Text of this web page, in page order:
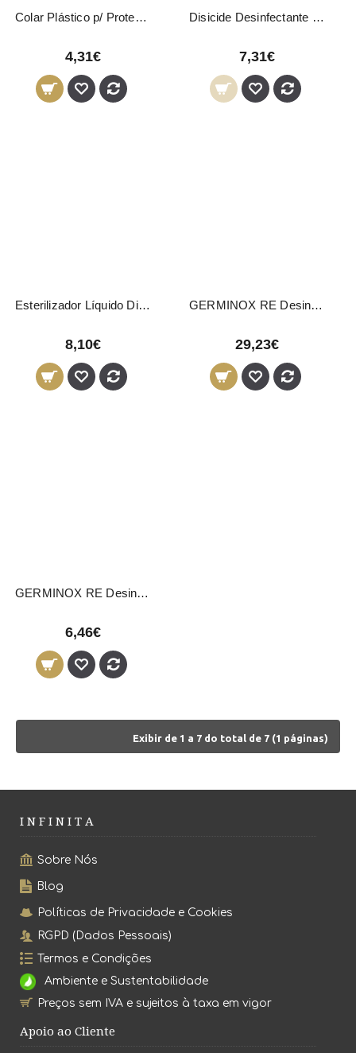
Colar Plástico p/ Proteção Latas de Cera
4,31€
Disicide Desinfectante Spray 300ml
7,31€
Esterilizador Líquido Disicide 160ml
8,10€
GERMINOX RE Desinfectante Bactericida 5L
29,23€
GERMINOX RE Desinfectante Bactericida 750ml
6,46€
Exibir de 1 a 7 do total de 7 (1 páginas)
I N F I N I T A
Sobre Nós
Blog
Políticas de Privacidade e Cookies
RGPD (Dados Pessoais)
Termos e Condições
Ambiente e Sustentabilidade
Preços sem IVA e sujeitos à taxa em vigor
Apoio ao Cliente